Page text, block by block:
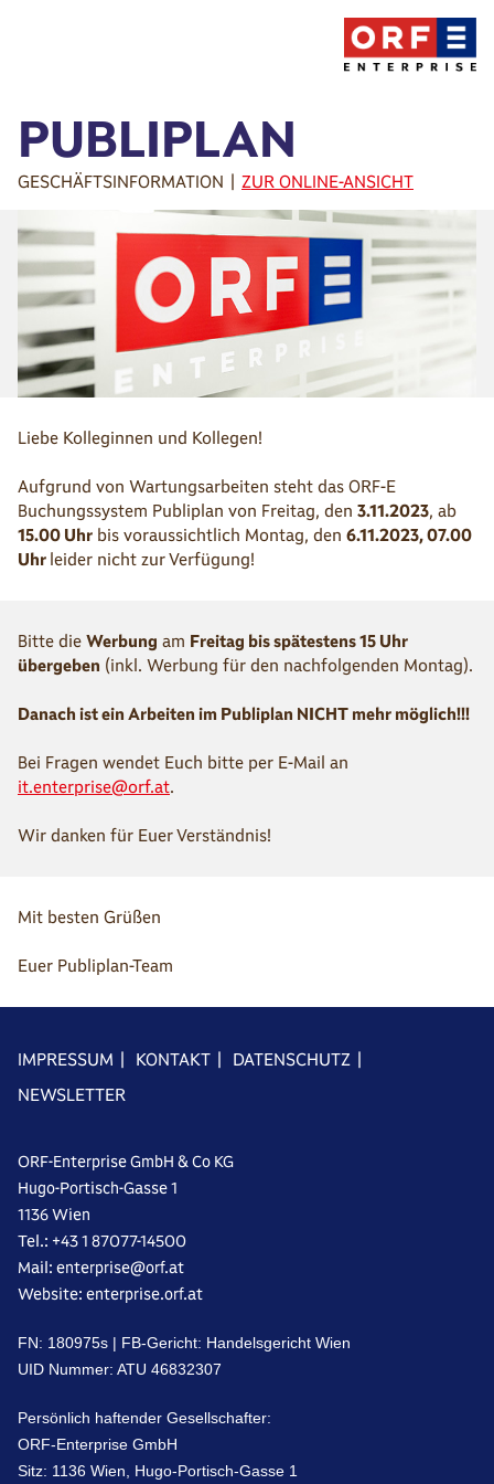
PUBLIPLAN
GESCHÄFTSINFORMATION | ZUR ONLINE-ANSICHT
Liebe Kolleginnen und Kollegen!
Aufgrund von Wartungsarbeiten steht das ORF-E
Buchungssystem Publiplan von Freitag, den 3.11.2023, ab
15.00 Uhr bis voraussichtlich Montag, den 6.11.2023, 07.00
Uhr leider nicht zur Verfügung!
Bitte die Werbung am Freitag bis spätestens 15 Uhr
übergeben (inkl. Werbung für den nachfolgenden Montag).
Danach ist ein Arbeiten im Publiplan NICHT mehr möglich!!!
Bei Fragen wendet Euch bitte per E-Mail an
it.enterprise@orf.at.
Wir danken für Euer Verständnis!
Mit besten Grüßen
Euer Publiplan-Team
IMPRESSUM | KONTAKT | DATENSCHUTZ |
NEWSLETTER
ORF-Enterprise GmbH & Co KG
Hugo-Portisch-Gasse 1
1136 Wien
Tel.: +43 1 87077-14500
Mail: enterprise@orf.at
Website: enterprise.orf.at
FN: 18‌09‌75s | FB-Gericht: Handelsgericht Wien
UID Nummer: A‌TU 46‌83‌23‌07
Persönlich haftender Gesellschafter:
ORF-Enterprise GmbH
Sitz: 1‌13‌6 Wien, Hugo-Portisch-Gasse ‌1